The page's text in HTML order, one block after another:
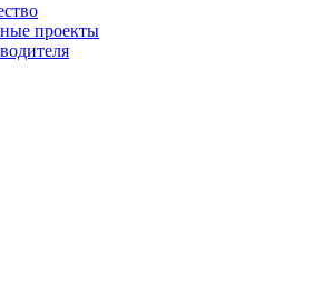
проекты